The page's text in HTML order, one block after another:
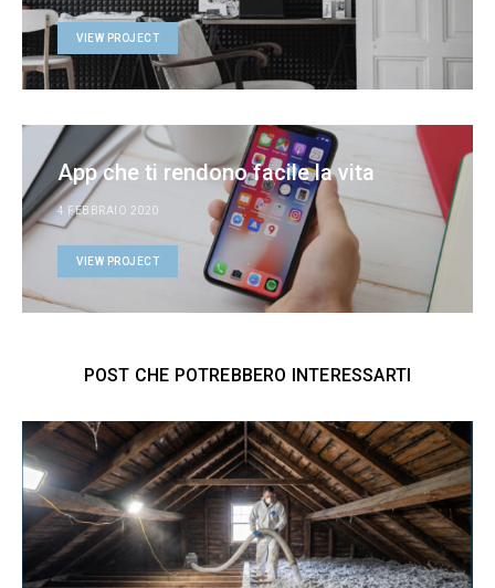
VIEW PROJECT
App che ti rendono facile la vita
4 FEBBRAIO 2020
VIEW PROJECT
POST CHE POTREBBERO INTERESSARTI